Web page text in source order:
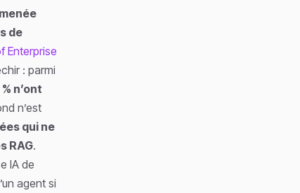
de
Enterprise
: parmi
% n’ont
n’est
qui ne
RAG.
IA de
agent si